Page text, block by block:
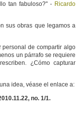
tan fabuloso?" - Ricardo
sus obras que legamos a
de compartir algo
un párrafo se requiere
¿Cómo capturar
idea, véase el enlace a:
no. 1/1.